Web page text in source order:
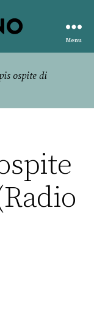
Menu
ospite di